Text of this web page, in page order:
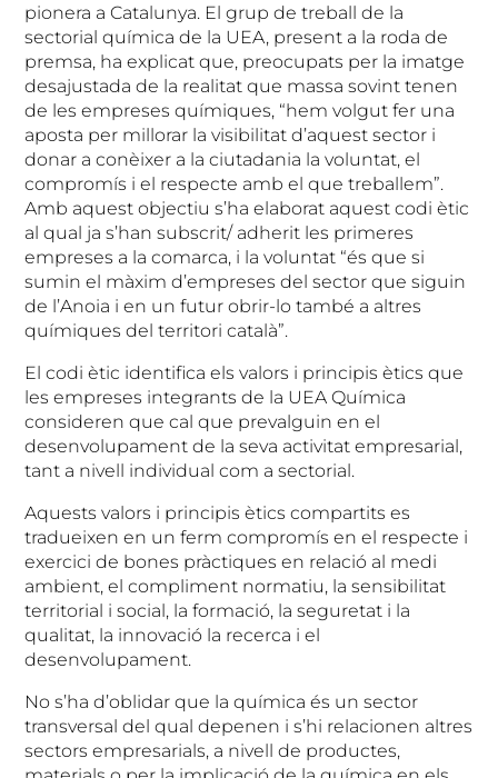
pionera a Catalunya. El grup de treball de la
sectorial química de la UEA, present a la roda de
premsa, ha explicat que, preocupats per la imatge
desajustada de la realitat que massa sovint tenen
de les empreses químiques, “hem volgut fer una
aposta per millorar la visibilitat d’aquest sector i
donar a conèixer a la ciutadania la voluntat, el
compromís i el respecte amb el que treballem”.
Amb aquest objectiu s’ha elaborat aquest codi ètic
al qual ja s’han subscrit/ adherit les primeres
empreses a la comarca, i la voluntat “és que si
sumin el màxim d’empreses del sector que siguin
de l’Anoia i en un futur obrir-lo també a altres
químiques del territori català”.
El codi ètic identifica els valors i principis ètics que
les empreses integrants de la UEA Química
consideren que cal que prevalguin en el
desenvolupament de la seva activitat empresarial,
tant a nivell individual com a sectorial.
Aquests valors i principis ètics compartits es
tradueixen en un ferm compromís en el respecte i
exercici de bones pràctiques en relació al medi
ambient, el compliment normatiu, la sensibilitat
territorial i social, la formació, la seguretat i la
qualitat, la innovació la recerca i el
desenvolupament.
No s’ha d’oblidar que la química és un sector
transversal del qual depenen i s’hi relacionen altres
sectors empresarials, a nivell de productes,